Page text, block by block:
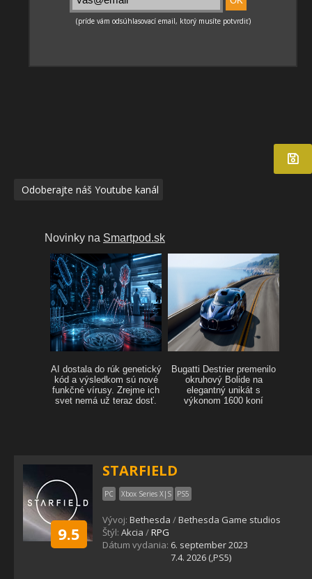
Odoberajte náš Youtube kanál
9.5
STARFIELD
PC Xbox Series X|S PS5
Vývoj: Bethesda /Bethesda Game studios
Štýl: Akcia /RPG
Dátum vydania: 6. september 2023
7.4. 2026 (,PS5)